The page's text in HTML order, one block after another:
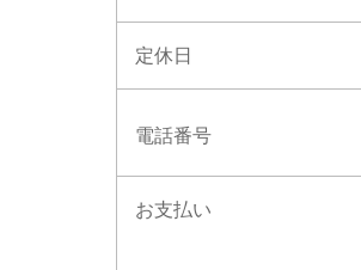
定休日
電話番号
お支払い